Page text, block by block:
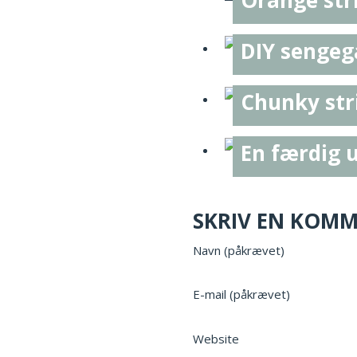
DIY
Chunky
En færdig
SKRIV EN
Navn (påkrævet)
E-mail (påkrævet)
Website